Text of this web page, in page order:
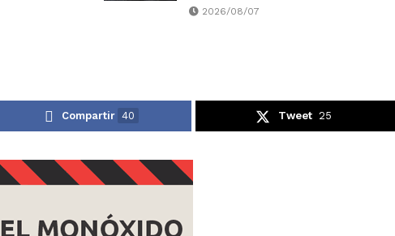
2026/08/07
Compartir 40 Tweet 25